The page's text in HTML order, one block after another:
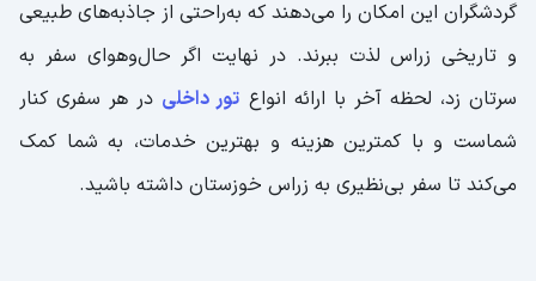
گردشگران این امکان را می‌دهند که به‌راحتی از جاذبه‌های طبیعی
و تاریخی زراس لذت ببرند. در نهایت اگر حال‌وهوای سفر به
سرتان زد، لحظه آخر با ارائه انواع تور داخلی در هر سفری کنار
شماست و با کمترین هزینه و بهترین خدمات، به شما کمک
می‌کند تا سفر بی‌نظیری به زراس خوزستان داشته باشید.